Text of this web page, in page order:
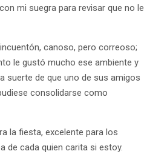
mi suegra para revisar que no le
canoso, pero correoso;
le gustó mucho ese ambiente y
suerte de que uno de sus amigos
consolidarse como
la fiesta, excelente para los
de cada quien carita si estoy.